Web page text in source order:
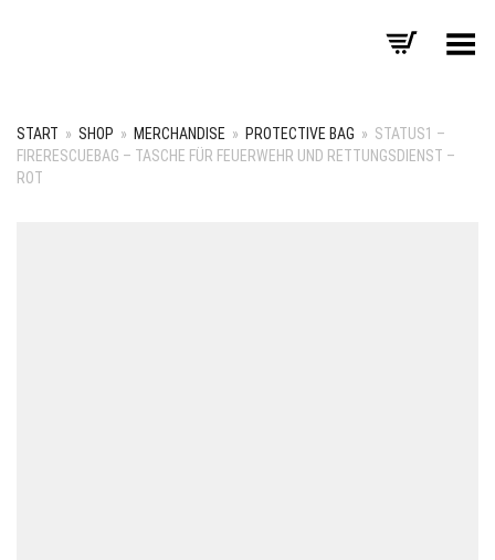
Menü umschalten
START » SHOP » MERCHANDISE » PROTECTIVE BAG » STATUS1 –
FIRERESCUEBAG – TASCHE FÜR FEUERWEHR UND RETTUNGSDIENST –
ROT